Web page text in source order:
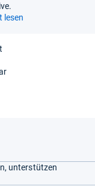
lesen
unterstützen